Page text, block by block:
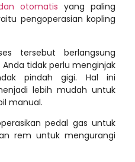
otomatis yang paling
pengoperasian kopling
tersebut berlangsung
tidak perlu menginjak
pindah gigi. Hal ini
lebih mudah untuk
manual.
pedal gas untuk
rem untuk mengurangi